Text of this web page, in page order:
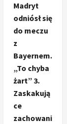
Madryt
odniósł się
do meczu
z
Bayernem.
„To chyba
żart” 3.
Zaskakują
ce
zachowani